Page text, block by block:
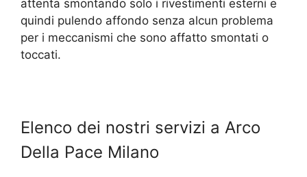
attenta smontando solo i rivestimenti esterni e
quindi pulendo affondo senza alcun problema
per i meccanismi che sono affatto smontati o
toccati.
Elenco dei nostri servizi a Arco
Della Pace Milano